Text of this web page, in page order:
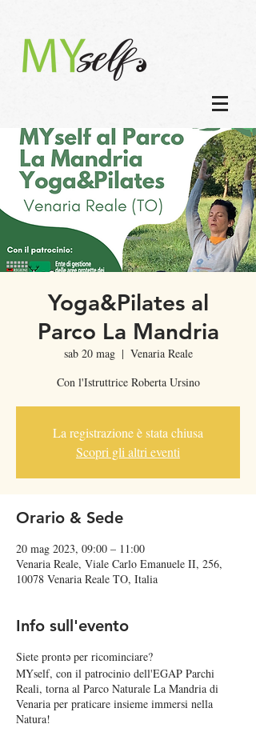
Yoga&Pilates al
Parco La Mandria
sab 20 mag
  |
Venaria Reale
Con l'Istruttrice Roberta Ursino
La registrazione è stata chiusa
Scopri gli altri eventi
Orario & Sede
20 mag 2023, 09:00 – 11:00
Venaria Reale, Viale Carlo Emanuele II, 256,
10078 Venaria Reale TO, Italia
Info sull'evento
Siete prontǝ per ricominciare?
MYself, con il patrocinio dell'EGAP Parchi
Reali, torna al Parco Naturale La Mandria di
Venaria per praticare insieme immersi nella
Natura!